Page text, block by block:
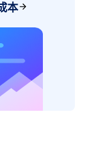
本